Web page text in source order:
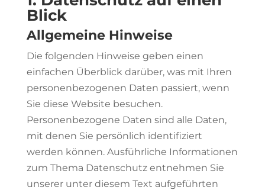
Blick
Allgemeine Hinweise
Die folgenden Hinweise geben einen
einfachen Überblick darüber, was mit Ihren
personenbezogenen Daten passiert, wenn
Sie diese Website besuchen.
Personenbezogene Daten sind alle Daten,
mit denen Sie persönlich identifiziert
werden können. Ausführliche Informationen
zum Thema Datenschutz entnehmen Sie
unserer unter diesem Text aufgeführten